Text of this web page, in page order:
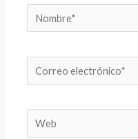
Nombre*
Correo
electrónico*
Web